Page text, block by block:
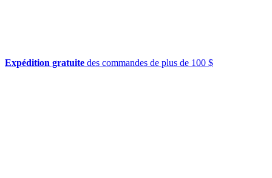
Expédition gratuite des commandes de plus de 100 $